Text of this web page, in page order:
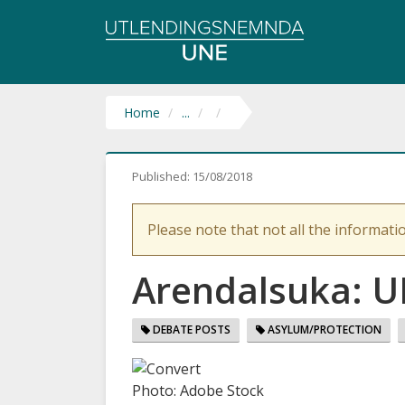
Utlendingsnemnda
UNE
Home ...
Published: 15/08/2018
Please note that not all the
Arendalsuka:
DEBATE POSTS ASYLUM/PROTECTION
Photo: Adobe Stock